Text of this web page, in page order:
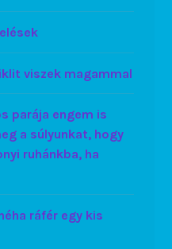
viszek magammal
parája engem is
a súlyunkat, hogy
ruhánkba, ha
ráfér egy kis